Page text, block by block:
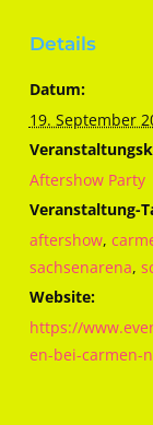
Details
Datum:
19. September
Aftershow Party
Veranstaltung-
aftershow,
sachsenarena,
Website:
https://
en-bei-carmen-